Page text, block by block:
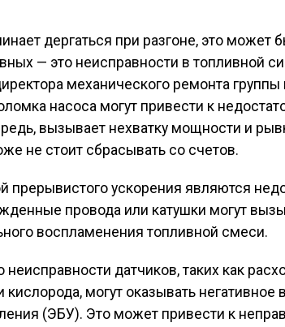
дергаться при разгоне, это может
— это неисправности в топливной
механического ремонта
насоса могут привести к
вызывает нехватку мощности и
не стоит сбрасывать со счетов.
ускорения являются
провода или катушки могут
воспламенения топливной смеси.
неисправности датчиков, таких как
могут оказывать негативное
(ЭБУ). Это может привести к